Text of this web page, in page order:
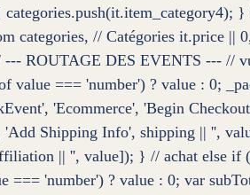
categories, // Catégories
ROUTAGE DES EVENTS --- //
=== 'number') ? value : 0;
'Ecommerce', 'Begin
Shipping Info', shipping || '',
|| '', value]); } // achat else
=== 'number') ? value : 0; var